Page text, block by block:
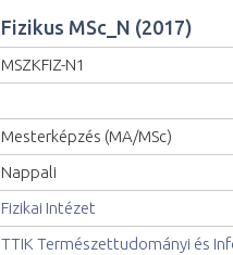
Fizikus MSc_N (2017)
MSZKFIZ-N1
Mesterképzés (MA/MSc)
Nappali
Fizikai Intézet
TTIK Természettudományi és